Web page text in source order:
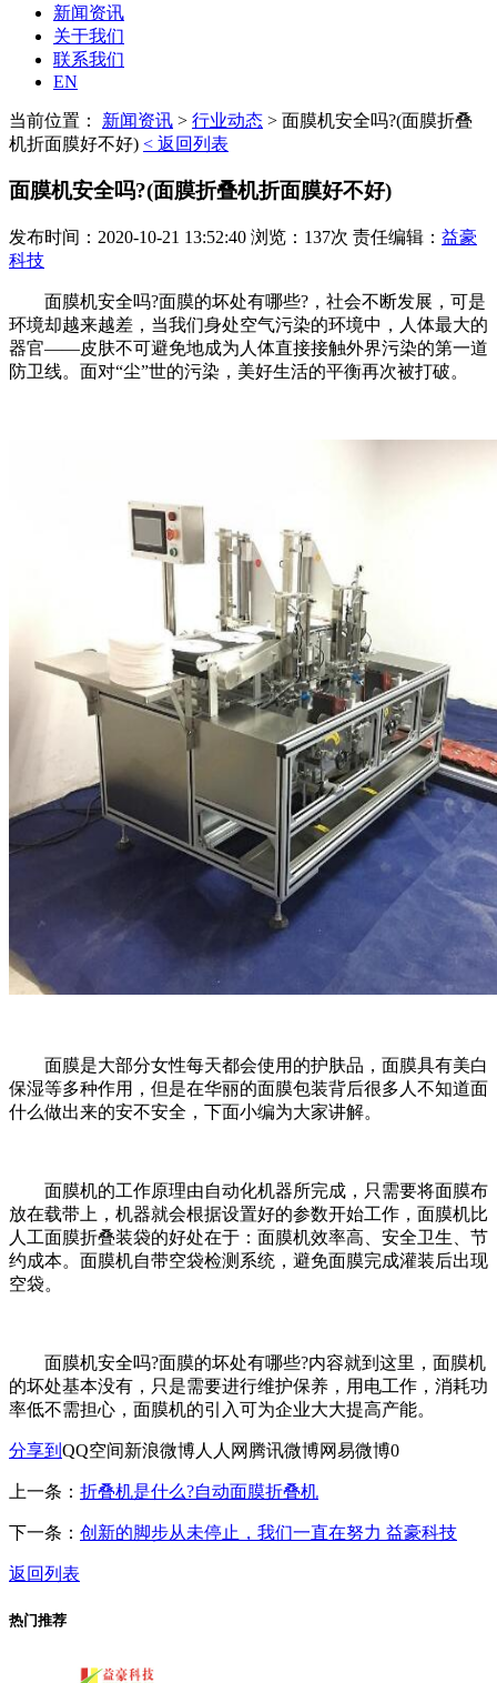
新闻资讯
关于我们
联系我们
EN
当前位置： 新闻资讯 > 行业动态 > 面膜机安全吗?(面膜折叠
机折面膜好不好) < 返回列表
面膜机安全吗?(面膜折叠机折面膜好不好)
发布时间：2020-10-21 13:52:40 浏览：137次 责任编辑： 益豪
科技
面膜机安全吗?面膜的坏处有哪些?，社会不断发展，可是
环境却越来越差，当我们身处空气污染的环境中，人体最大的
器官——皮肤不可避免地成为人体直接接触外界污染的第一道
防卫线。面对“尘”世的污染，美好生活的平衡再次被打破。
面膜是大部分女性每天都会使用的护肤品，面膜具有美白
保湿等多种作用，但是在华丽的面膜包装背后很多人不知道面
什么做出来的安不安全，下面小编为大家讲解。
面膜机的工作原理由自动化机器所完成，只需要将面膜布
放在载带上，机器就会根据设置好的参数开始工作，面膜机比
人工面膜折叠装袋的好处在于：面膜机效率高、安全卫生、节
约成本。面膜机自带空袋检测系统，避免面膜完成灌装后出现
空袋。
面膜机安全吗?面膜的坏处有哪些?内容就到这里，面膜机
的坏处基本没有，只是需要进行维护保养，用电工作，消耗功
率低不需担心，面膜机的引入可为企业大大提高产能。
分享到 QQ空间新浪微博人人网 腾讯微博网易微博0
上一条： 折叠机是什么?自动面膜折叠机
下一条： 创新的脚步从未停止，我们一直在努力 益豪科技
返回列表
热门推荐